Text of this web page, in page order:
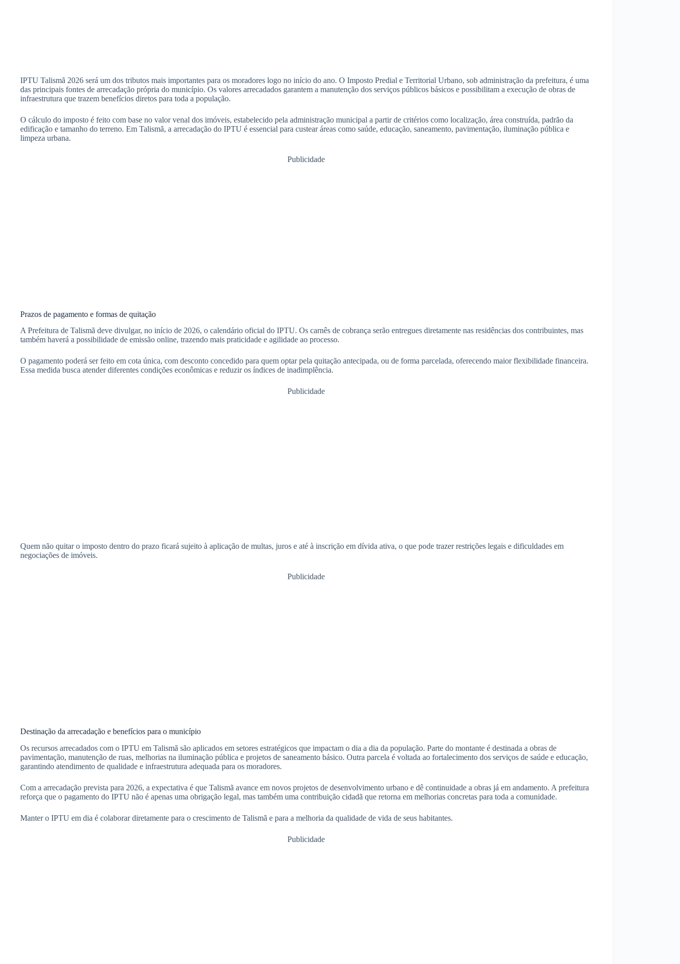
IPTU Talismã 2026 será um dos tributos mais importantes para os moradores logo no início do ano. O Imposto Predial e Territorial Urbano, sob administração da prefeitura, é uma
das principais fontes de arrecadação própria do município. Os valores arrecadados garantem a manutenção dos serviços públicos básicos e possibilitam a execução de obras de
infraestrutura que trazem benefícios diretos para toda a população.
O cálculo do imposto é feito com base no valor venal dos imóveis, estabelecido pela administração municipal a partir de critérios como localização, área construída, padrão da
edificação e tamanho do terreno. Em Talismã, a arrecadação do IPTU é essencial para custear áreas como saúde, educação, saneamento, pavimentação, iluminação pública e
limpeza urbana.
Publicidade
Prazos de pagamento e formas de quitação
A Prefeitura de Talismã deve divulgar, no início de 2026, o calendário oficial do IPTU. Os carnês de cobrança serão entregues diretamente nas residências dos contribuintes, mas
também haverá a possibilidade de emissão online, trazendo mais praticidade e agilidade ao processo.
O pagamento poderá ser feito em cota única, com desconto concedido para quem optar pela quitação antecipada, ou de forma parcelada, oferecendo maior flexibilidade financeira.
Essa medida busca atender diferentes condições econômicas e reduzir os índices de inadimplência.
Publicidade
Quem não quitar o imposto dentro do prazo ficará sujeito à aplicação de multas, juros e até à inscrição em dívida ativa, o que pode trazer restrições legais e dificuldades em
negociações de imóveis.
Publicidade
Destinação da arrecadação e benefícios para o município
Os recursos arrecadados com o IPTU em Talismã são aplicados em setores estratégicos que impactam o dia a dia da população. Parte do montante é destinada a obras de
pavimentação, manutenção de ruas, melhorias na iluminação pública e projetos de saneamento básico. Outra parcela é voltada ao fortalecimento dos serviços de saúde e educação,
garantindo atendimento de qualidade e infraestrutura adequada para os moradores.
Com a arrecadação prevista para 2026, a expectativa é que Talismã avance em novos projetos de desenvolvimento urbano e dê continuidade a obras já em andamento. A prefeitura
reforça que o pagamento do IPTU não é apenas uma obrigação legal, mas também uma contribuição cidadã que retorna em melhorias concretas para toda a comunidade.
Manter o IPTU em dia é colaborar diretamente para o crescimento de Talismã e para a melhoria da qualidade de vida de seus habitantes.
Publicidade